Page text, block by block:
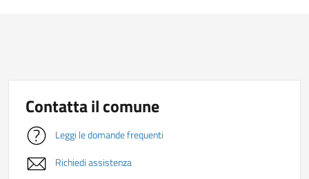
Contatta il comune
Leggi le domande frequenti
Richiedi assistenza